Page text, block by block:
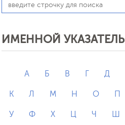
ИМЕННОЙ УКАЗАТЕЛЬ
А Б В Г Д
К Л М Н О П
У Ф Х Ц Ч Ш